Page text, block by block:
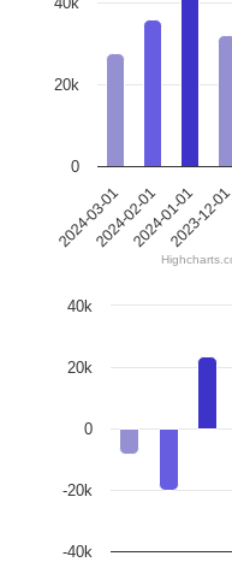
2024-03-012024-02-012024-01-012023-12-01
0
20k
-20k
0
20k
-40k
40k